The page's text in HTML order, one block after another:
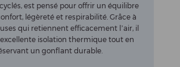
est pensé pour offrir un équilibre
légèreté et respirabilité. Grâce à
qui retiennent efficacement l’air, il
isolation thermique tout en
un gonflant durable.